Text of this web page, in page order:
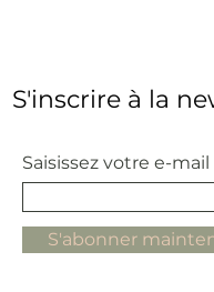
S'inscrire à la
Saisissez votre e-mail
S'abonner